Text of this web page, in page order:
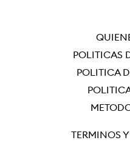
POLÍTICAS
POLÍTICA
TÉRMINOS